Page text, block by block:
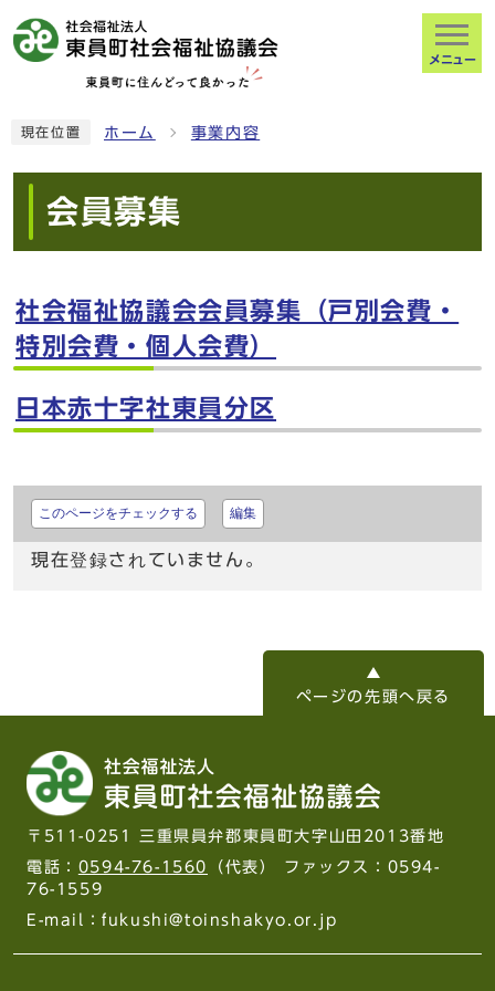
メニュー
現在位置 ホーム 事業内容
会員募集
社会福祉協議会会員募集（戸別会費・
特別会費・個人会費）
日本赤十字社東員分区
このページをチェックする 編集
現在登録されていません。
ページの先頭へ戻る
〒511-0251 三重県員弁郡東員町大字山田2013番地
電話： 0594-76-1560
（代表） ファックス：0594-
76-1559
E-mail：fukushi@toinshakyo.or.jp